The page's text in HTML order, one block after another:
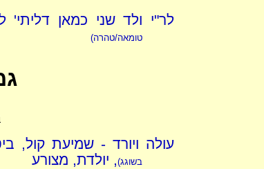
לר"י ולד שני כמאן דליתי'
טומאה/טהרה)
עולה ויורד - שמיעת קול,
בשוגג), יולדת, מצורע